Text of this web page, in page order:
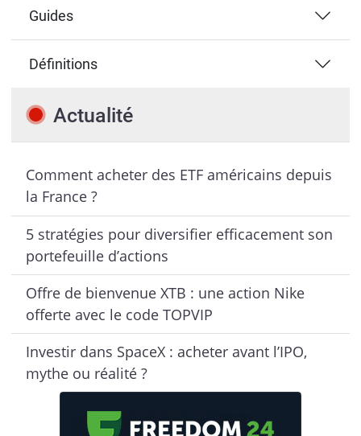
Guides
Définitions
Actualité
Comment acheter des ETF américains depuis
la France ?
5 stratégies pour diversifier efficacement son
portefeuille d’actions
Offre de bienvenue XTB : une action Nike
offerte avec le code TOPVIP
Investir dans SpaceX : acheter avant l’IPO,
mythe ou réalité ?